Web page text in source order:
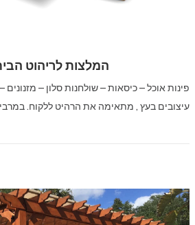
המלצות לריהוט
פינות אוכל – כיסאות – שולחנות סלון –
עיצובים בעץ , מתאימה את הרהיט ללקוח.